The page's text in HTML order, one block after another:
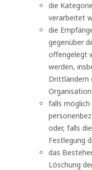
die
verarbeitet
die
gegenüber
offengelegt
werden,
Drittländern
falls möglich
oder, falls
Festlegung
das
Löschung